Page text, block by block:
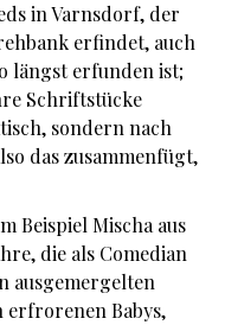
in Varnsdorf, der
erfindet, auch
längst erfunden ist;
Schriftstücke
sondern nach
das zusammenfügt,
Beispiel Mischa aus
die als Comedian
ausgemergelten
erfrorenen Babys,